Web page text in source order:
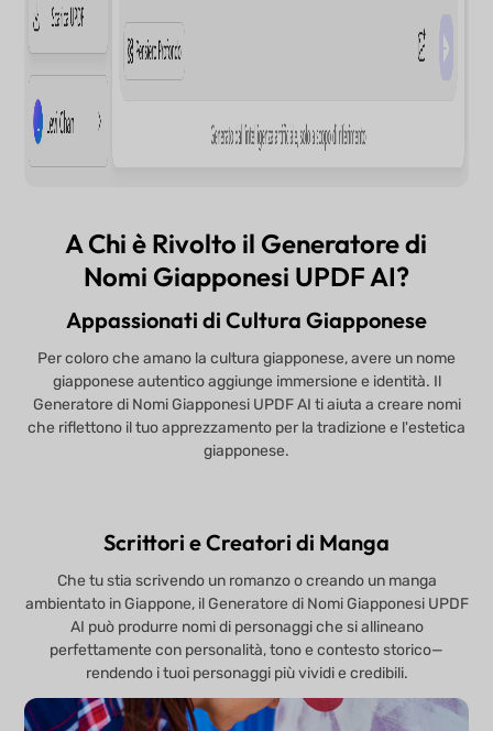
A Chi è Rivolto il Generatore di
Nomi Giapponesi UPDF AI?
Appassionati di Cultura Giapponese
Per coloro che amano la cultura giapponese, avere un nome
giapponese autentico aggiunge immersione e identità. Il
Generatore di Nomi Giapponesi UPDF AI ti aiuta a creare nomi
che riflettono il tuo apprezzamento per la tradizione e l'estetica
giapponese.
Scrittori e Creatori di Manga
Che tu stia scrivendo un romanzo o creando un manga
ambientato in Giappone, il Generatore di Nomi Giapponesi UPDF
AI può produrre nomi di personaggi che si allineano
perfettamente con personalità, tono e contesto storico—
rendendo i tuoi personaggi più vividi e credibili.